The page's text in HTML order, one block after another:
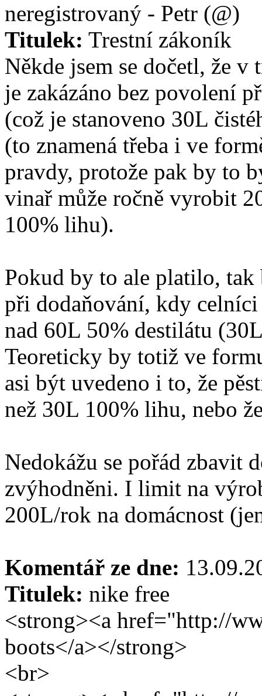
neregistrovaný - Petr (@)
Titulek: Trestní zákoník
Někde jsem se dočetl, že
je zakázáno bez povolení
(což je stanoveno 30L
(to znamená třeba i ve
pravdy, protože pak by to
vinař může ročně vyrobit
100% lihu).
Pokud by to ale platilo,
při dodaňování, kdy
nad 60L 50% destilátu
Teoreticky by totiž ve
asi být uvedeno i to, že
než 30L 100% lihu, nebo
Nedokážu se pořád zbavit
zvýhodněni. I limit na
200L/rok na domácnost
Komentář ze dne:
Titulek: nike free
<strong><a href="http://
boots</a></strong>
<br>